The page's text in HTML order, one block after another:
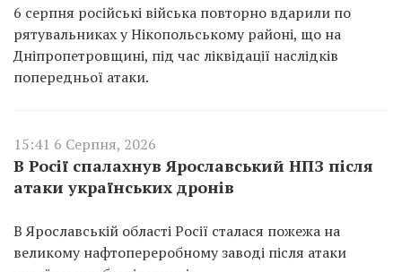
6 серпня російські війська повторно вдарили по
рятувальниках у Нікопольському районі, що на
Дніпропетровщині, під час ліквідації наслідків
попередньої атаки.
15:41 6 Серпня, 2026
В Росії спалахнув Ярославський НПЗ після
атаки українських дронів
В Ярославській області Росії сталася пожежа на
великому нафтопереробному заводі після атаки